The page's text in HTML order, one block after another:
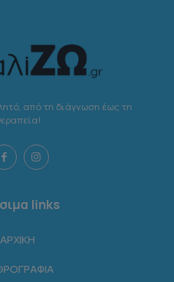
από τη διάγνωση έως τη
links
ΑΡΧΙΚΗ